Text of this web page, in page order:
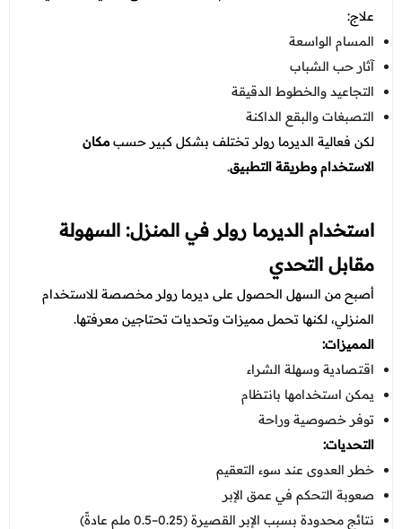
علاج:
المسام الواسعة
آثار حب الشباب
التجاعيد والخطوط الدقيقة
التصبغات والبقع الداكنة
لكن فعالية الديرما رولر تختلف بشكل كبير حسبمكان
الاستخدام وطريقة التطبيق.
استخدام الديرما رولر في المنزل: السهولة
مقابل التحدي
أصبح من السهل الحصول على ديرما رولر مخصصة للاستخدام
المنزلي، لكنها تحمل مميزات وتحديات تحتاجين معرفتها.
المميزات:
اقتصادية وسهلة الشراء
يمكن استخدامها بانتظام
توفر خصوصية وراحة
التحديات:
خطر العدوى عند سوء التعقيم
صعوبة التحكم في عمق الإبر
نتائج محدودة بسبب الإبر القصيرة (0.25–0.5 ملم عادةً)